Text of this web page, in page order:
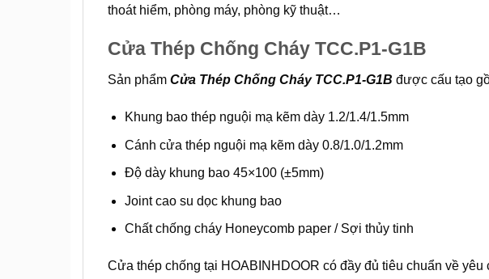
thoát hiểm, phòng máy, phòng kỹ thuật…
Cửa Thép Chống Cháy TCC.P1-G1B
Sản phẩm Cửa Thép Chống Cháy TCC.P1-G1B được cấu tạo
Khung bao thép nguội mạ kẽm dày 1.2/1.4/1.5mm
Cánh cửa thép nguội mạ kẽm dày 0.8/1.0/1.2mm
Độ dày khung bao 45×100 (±5mm)
Joint cao su dọc khung bao
Chất chống cháy Honeycomb paper / Sợi thủy tinh
Cửa thép chống tại HOABINHDOOR có đầy đủ tiêu chuẩn về